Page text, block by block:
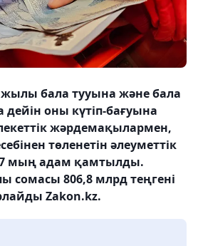
жылы бала тууына және бала
дейін оны күтіп-бағуына
жәрдемақылармен,
төленетін әлеуметтік
мың адам қамтылды.
сомасы 806,8 млрд теңгені
Zakon.kz.